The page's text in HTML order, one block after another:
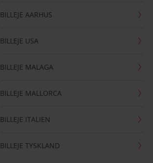
BILLEJE AARHUS
BILLEJE USA
BILLEJE MALAGA
BILLEJE MALLORCA
BILLEJE ITALIEN
BILLEJE TYSKLAND